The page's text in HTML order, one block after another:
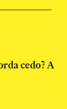
cedo? A